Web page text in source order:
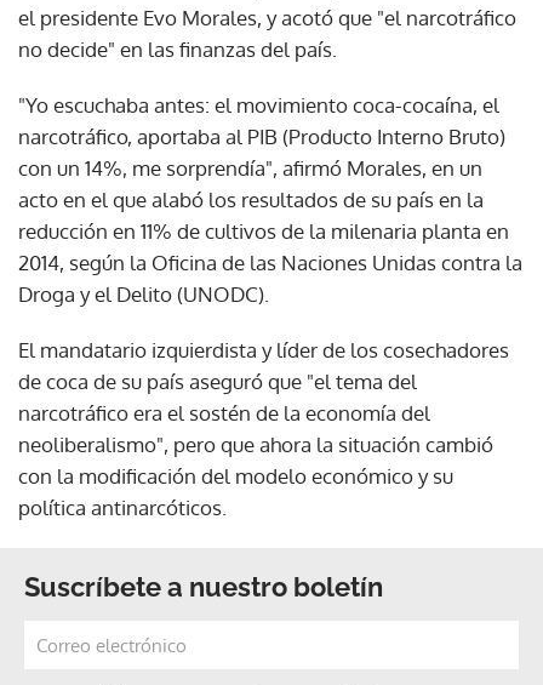
el presidente Evo Morales, y acotó que "el narcotráfico
no decide" en las finanzas del país.
"Yo escuchaba antes: el movimiento coca-cocaína, el
narcotráfico, aportaba al PIB (Producto Interno Bruto)
con un 14%, me sorprendía", afirmó Morales, en un
acto en el que alabó los resultados de su país en la
reducción en 11% de cultivos de la milenaria planta en
2014, según la Oficina de las Naciones Unidas contra la
Droga y el Delito (UNODC).
El mandatario izquierdista y líder de los cosechadores
de coca de su país aseguró que "el tema del
narcotráfico era el sostén de la economía del
neoliberalismo", pero que ahora la situación cambió
con la modificación del modelo económico y su
política antinarcóticos.
Suscríbete a nuestro boletín